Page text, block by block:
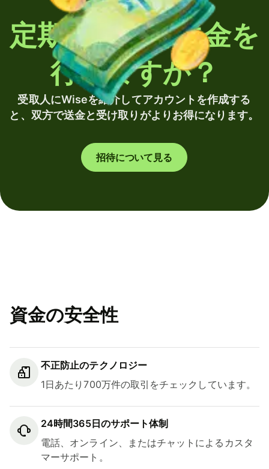
定期的に海外送金を
行いますか？
受取人にWiseを紹介してアカウントを作成する
と、双方で送金と受け取りがよりお得になります。
招待について見る
資金の安全性
不正防止のテクノロジー
1日あたり700万件の取引をチェックしています。
24時間365日のサポート体制
電話、オンライン、またはチャットによるカスタ
マーサポート。